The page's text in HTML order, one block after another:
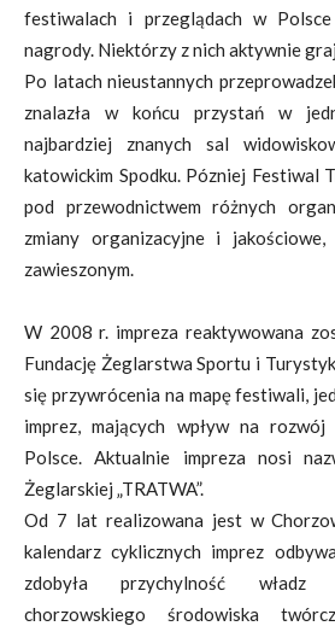
festiwalach i przeglądach w
nagrody. Niektórzy z nich aktywnie
Po latach nieustannych
znalazła w końcu przystań w
najbardziej znanych sal
katowickim Spodku. Pózniej Festiwal
pod przewodnictwem różnych
zmiany organizacyjne i
zawieszonym.
W 2008 r. impreza reaktywowana
Fundację Żeglarstwa Sportu i
się przywrócenia na mapę festiwali,
imprez, mających wpływ na
Polsce. Aktualnie impreza nosi
Żeglarskiej „TRATWA”.
Od 7 lat realizowana jest w
kalendarz cyklicznych imprez
zdobyła przychylność władz
chorzowskiego środowiska